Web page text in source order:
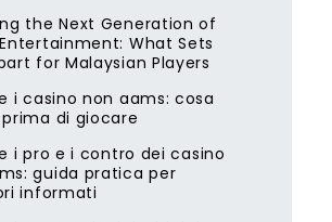
the Next Generation of
What Sets
for Malaysian Players
i casino non aams: cosa
di giocare
i pro e i contro dei casino
guida pratica per
informati